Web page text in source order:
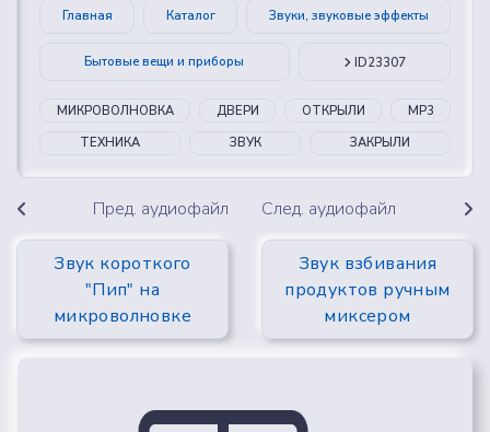
Главная Каталог Звуки, звуковые эффекты
Бытовые вещи и приборы ID23307
МИКРОВОЛНОВКА ДВЕРИ ОТКРЫЛИ
MP3
ТЕХНИКА
ЗВУК ЗАКРЫЛИ
Пред. аудиофайл
Звук короткого
"Пип" на
микроволновке
След. аудиофайл
Звук взбивания
продуктов ручным
миксером